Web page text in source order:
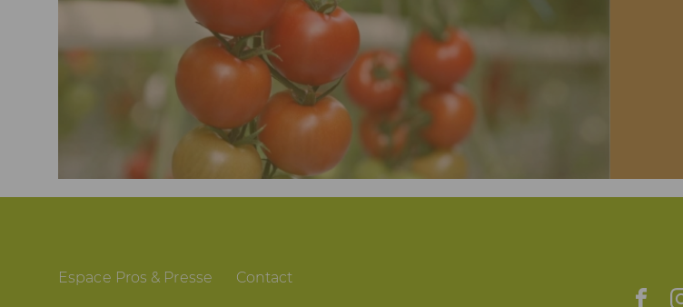
Espace Pros & Presse
Contact